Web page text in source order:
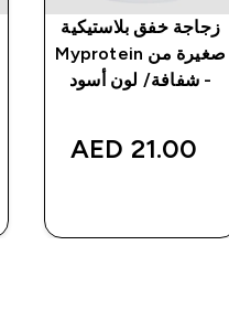
زجاجة خفق بلاستيكية
صغيرة من Myprotein
- شفافة/ لون أسود
21.00 AED‎